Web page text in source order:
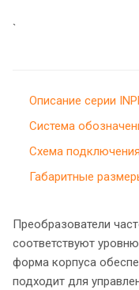
`
Описание серии
Система
Схема подключения
Габаритные
Преобразователи
соответствуют
форма корпуса
подходит для